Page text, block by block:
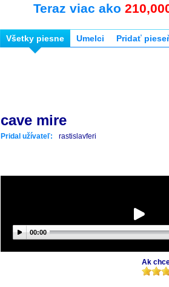
Teraz viac ako
Všetky piesne Umelci Pridať
cave mire
Pridal užívateľ: rastislavferi
00:00
Ak